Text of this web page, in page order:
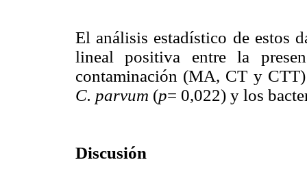
El análisis estadístico de estos
lineal positiva entre la
contaminación (MA, CT y
C. parvum (p= 0,022) y los
Discusión